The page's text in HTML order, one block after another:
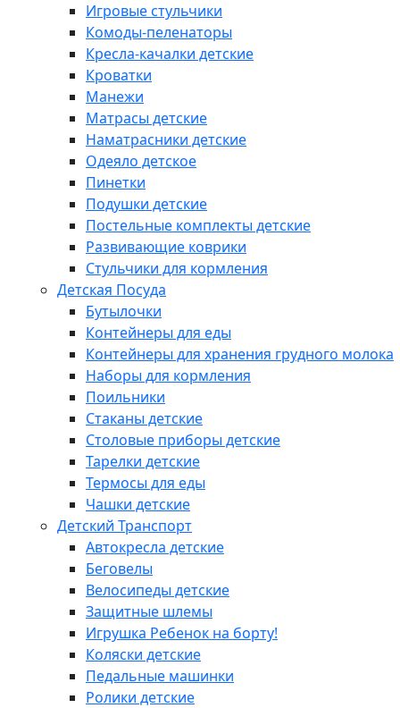
Игровые стульчики
Комоды-пеленаторы
Кресла-качалки детские
Кроватки
Манежи
Матрасы детские
Наматрасники детские
Одеяло детское
Пинетки
Подушки детские
Постельные комплекты детские
Развивающие коврики
Стульчики для кормления
Детская Посуда
Бутылочки
Контейнеры для еды
Контейнеры для хранения грудного молока
Наборы для кормления
Поильники
Стаканы детские
Столовые приборы детские
Тарелки детские
Термосы для еды
Чашки детские
Детский Транспорт
Автокресла детские
Беговелы
Велосипеды детские
Защитные шлемы
Игрушка Ребенок на борту!
Коляски детские
Педальные машинки
Ролики детские